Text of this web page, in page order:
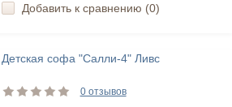
Добавить к сравнению (0)
Детская софа "Салли-4" Ливс
0 отзывов